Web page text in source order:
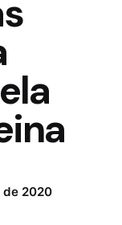
de 2020